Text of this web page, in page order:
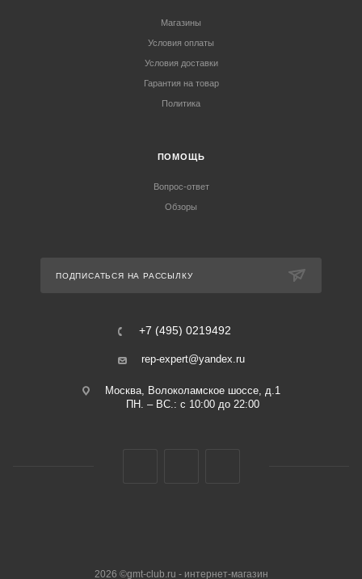
Магазины
Условия оплаты
Условия доставки
Гарантия на товар
Политика
ПОМОЩЬ
Вопрос-ответ
Обзоры
ПОДПИСАТЬСЯ НА РАССЫЛКУ
+7 (495) 0219492
rep-expert@yandex.ru
Москва, Волоколамское шоссе, д.1
ПН. – ВС.: с 10:00 до 22:00
2026 ©gmt-club.ru - интернет-магазин